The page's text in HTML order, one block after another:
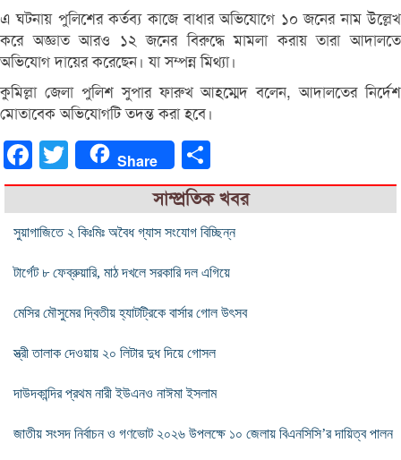
এ ঘটনায় পুলিশের কর্তব্য কাজে বাধার অভিযোগে ১০ জনের নাম উল্লেখ
করে অজ্ঞাত আরও ১২ জনের বিরুদ্ধে মামলা করায় তারা আদালতে
অভিযোগ দায়ের করেছেন। যা সম্পন্ন মিথ্যা।
কুমিল্লা জেলা পুলিশ সুপার ফারুখ আহম্মেদ বলেন, আদালতের নির্দেশ
মোতাবেক অভিযোগটি তদন্ত করা হবে।
FacebookTwitter Share
সাম্প্রতিক খবর
সুয়াগাজিতে ২ কিঃমিঃ অবৈধ গ্যাস সংযোগ বিচ্ছিন্ন
টার্গেট ৮ ফেব্রুয়ারি, মাঠ দখলে সরকারি দল এগিয়ে
মেসির মৌসুমের দ্বিতীয় হ্যাটট্রিকে বার্সার গোল উৎসব
স্ত্রী তালাক দেওয়ায় ২০ লিটার দুধ দিয়ে গোসল
দাউদকান্দির প্রথম নারী ইউএনও নাঈমা ইসলাম
জাতীয় সংসদ নির্বাচন ও গণভোট ২০২৬ উপলক্ষে ১০ জেলায় বিএনসিসি’র দায়িত্ব পালন